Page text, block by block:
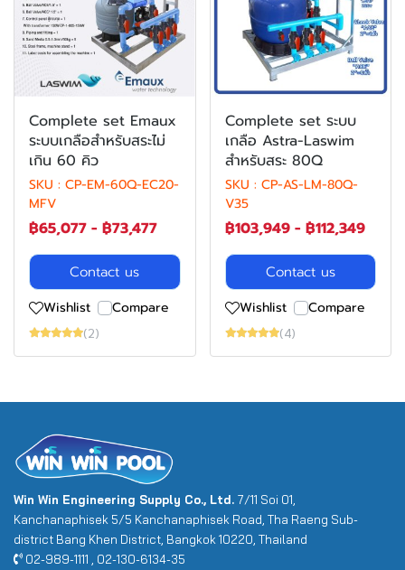
Complete set Emaux
ระบบเกลือสำหรับสระไม่
เกิน 60 คิว
SKU : CP-EM-60Q-EC20-
MFV
฿65,077 - ฿73,477
Contact us
Wishlist Compare
(2)
Complete set ระบบ
เกลือ Astra-Laswim
สำหรับสระ 80Q
SKU : CP-AS-LM-80Q-
V35
฿103,949- ฿112,349
Contact us
Wishlist Compare
(4)
Win Win Engineering Supply Co., Ltd. 7/11 Soi 01,
Kanchanaphisek 5/5 Kanchanaphisek Road, Tha Raeng Sub-
district Bang Khen District, Bangkok 10220, Thailand
02-989-1111 , 02-130-6134-35